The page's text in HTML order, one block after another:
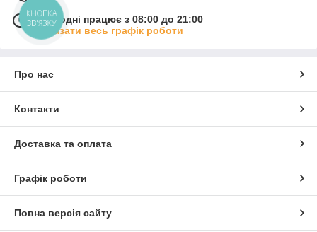
Сьогодні працює з 08:00 до 21:00
Показати весь графік роботи
Про нас
Контакти
Доставка та оплата
Графік роботи
Повна версія сайту
КНОПКА
ЗВ'ЯЗКУ